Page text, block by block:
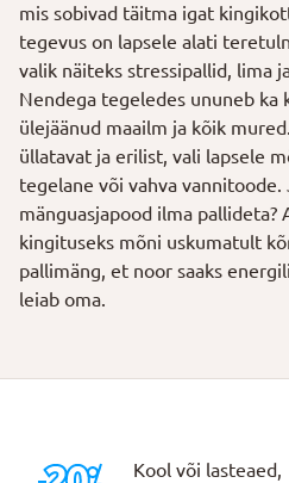
mis sobivad täitma igat
tegevus on lapsele alati
valik näiteks stressipallid, lima
Nendega tegeledes ununeb ka
ülejäänud maailm ja kõik
üllatavat ja erilist, vali lapsele
tegelane või vahva vannitoode.
mänguasjapood ilma pallideta?
kingituseks mõni uskumatult
pallimäng, et noor saaks
leiab oma.
Kool või lasteaed,